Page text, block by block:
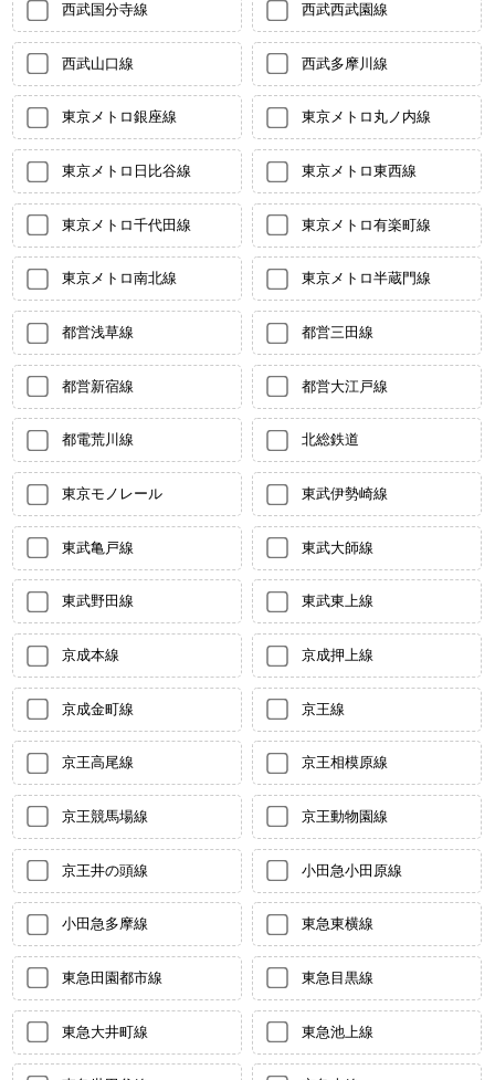
西武国分寺線 西武西武園線
西武山口線 西武多摩川線
東京メトロ銀座線 東京メトロ丸ノ内線
東京メトロ日比谷線 東京メトロ東西線
東京メトロ千代田線 東京メトロ有楽町線
東京メトロ南北線 東京メトロ半蔵門線
都営浅草線 都営三田線
都営新宿線 都営大江戸線
都電荒川線 北総鉄道
東京モノレール 東武伊勢崎線
東武亀戸線 東武大師線
東武野田線 東武東上線
京成本線 京成押上線
京成金町線 京王線
京王高尾線 京王相模原線
京王競馬場線 京王動物園線
京王井の頭線 小田急小田原線
小田急多摩線 東急東横線
東急田園都市線 東急目黒線
東急大井町線 東急池上線